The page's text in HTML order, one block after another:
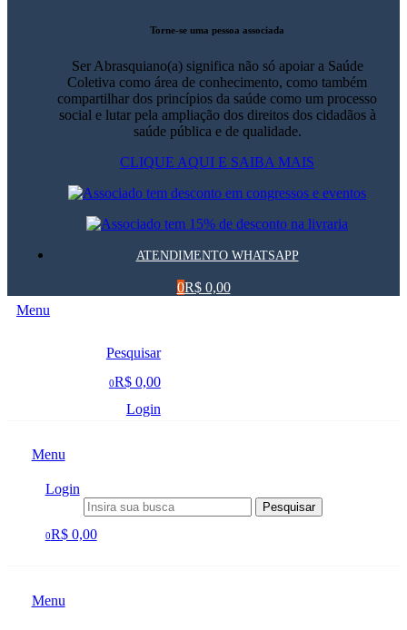
Torne-se uma pessoa associada
Ser Abrasquiano(a) significa não só apoiar a Saúde
Coletiva como área de conhecimento, como também
compartilhar dos princípios da saúde como um processo
social e lutar pela ampliação dos direitos dos cidadãos à
saúde pública e de qualidade.
CLIQUE AQUI E SAIBA MAIS
ATENDIMENTO WHATSAPP
0R$ 0,00
Menu
Pesquisar
0R$ 0,00
Login
Menu
Login
Pesquisar
0R$ 0,00
Menu